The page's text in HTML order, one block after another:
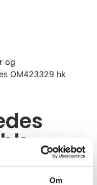
Om
og
OM423329 hk